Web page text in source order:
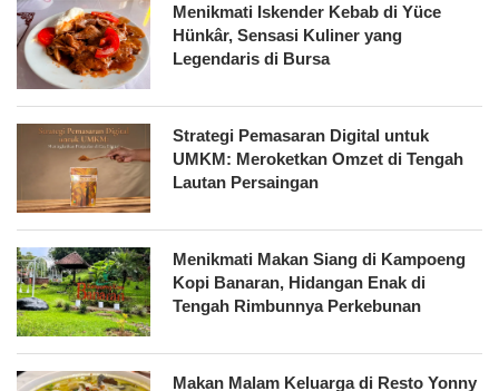
Menikmati Iskender Kebab di Yüce
Hünkâr, Sensasi Kuliner yang
Legendaris di Bursa
Strategi Pemasaran Digital untuk
UMKM: Meroketkan Omzet di Tengah
Lautan Persaingan
Menikmati Makan Siang di Kampoeng
Kopi Banaran, Hidangan Enak di
Tengah Rimbunnya Perkebunan
Makan Malam Keluarga di Resto Yonny